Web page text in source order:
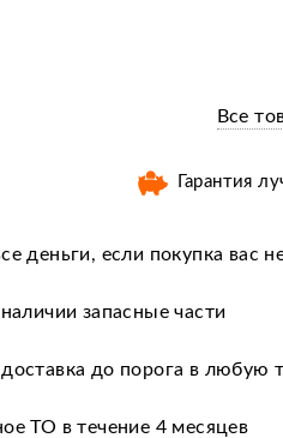
Все
Гарантия
деньги, если покупка вас
запасные части
до порога в любую
ТО в течение 4 месяцев